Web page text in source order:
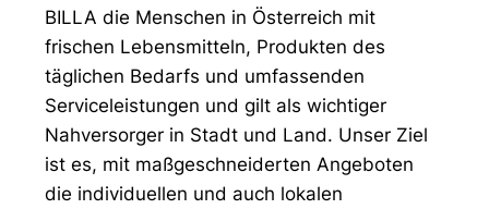
BILLA die Menschen in Österreich mit
frischen Lebensmitteln, Produkten des
täglichen Bedarfs und umfassenden
Serviceleistungen und gilt als wichtiger
Nahversorger in Stadt und Land. Unser Ziel
ist es, mit maßgeschneiderten Angeboten
die individuellen und auch lokalen